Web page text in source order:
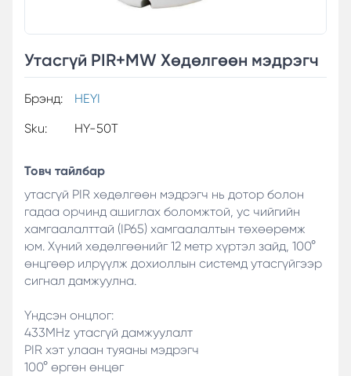
Утасгүй PIR+MW Хөдөлгөөн мэдрэгч
Брэнд:
HEYI
Sku:
HY-50T
Товч тайлбар
утасгүй PIR хөдөлгөөн мэдрэгч нь дотор болон
гадаа орчинд ашиглах боломжтой, ус чийгийн
хамгаалалттай (IP65) хамгаалалтын төхөөрөмж
юм. Хүний хөдөлгөөнийг 12 метр хүртэл зайд, 100°
өнцгөөр илрүүлж дохиоллын системд утасгүйгээр
сигнал дамжуулна.
Үндсэн онцлог:
433MHz утасгүй дамжуулалт
PIR хэт улаан туяаны мэдрэгч
100° өргөн өнцөг